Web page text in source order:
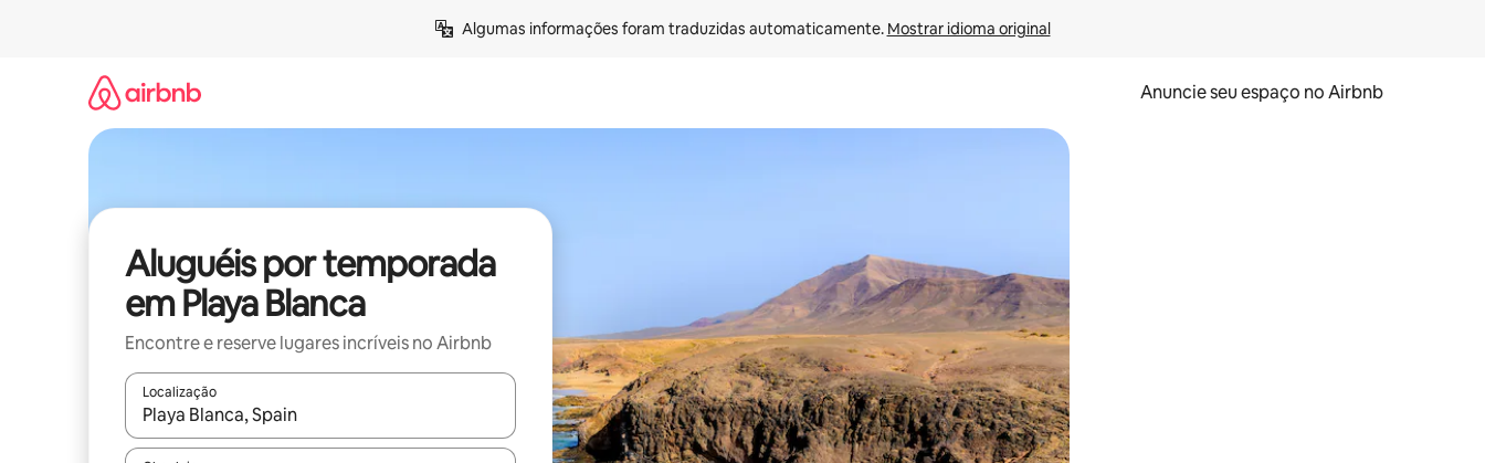
Algumas informações foram traduzidas automaticamente. Mostrar idioma original
Anuncie seu espaço no Airbnb
Aluguéis por temporada
em Playa Blanca
Encontre e reserve lugares incríveis no Airbnb
Localização
Quando os resultados estiverem disponíveis, explore-os usando as seta para cima e para baixo do teclado ou tocando e deslizando o dedo na tela.